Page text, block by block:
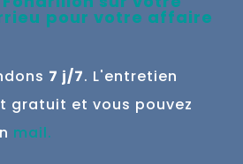
pour votre affaire
7 j/7. L'entretien
gratuit et vous pouvez
mail.